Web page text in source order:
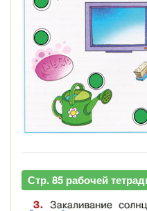
Стр. 85 рабочей